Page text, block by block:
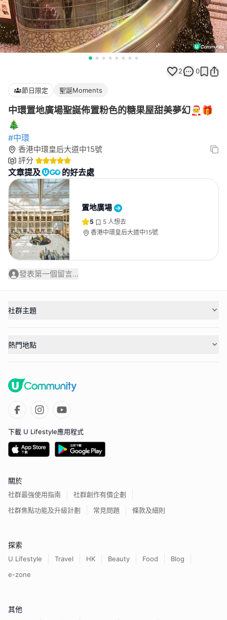
2 0
節日限定 聖誕Moments
中環置地廣場聖誕佈置粉色的糖果屋甜美夢幻🧑‍🎄🎁
🎄
#中環
香港中環皇后大道中15號
評分
文章提及 的好去處
置地廣場
5 5 人想去
香港中環皇后大道中15號
發表第一個留言...
社群主題
熱門地點
下載 U Lifestyle應用程式
關於
社群最強使用指南
社群創作有價企劃
社群焦點功能及升級計劃
常見問題 條款及細則
探索
U Lifestyle Travel HK Beauty Food
Blog
e-zone
其他